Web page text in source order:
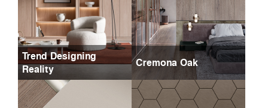
Trend Designing
Reality
Cremona Oak